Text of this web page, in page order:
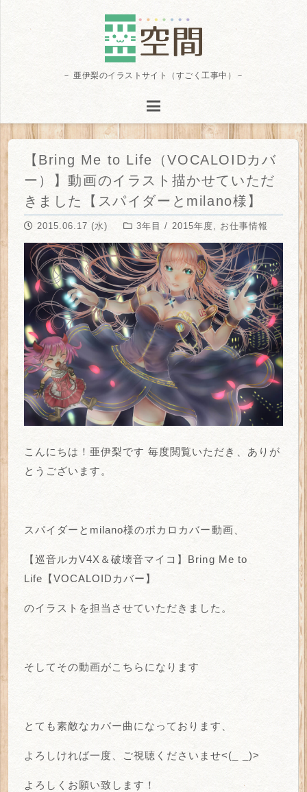
－ 亜伊梨のイラストサイト（すごく工事中）－
【Bring Me to Life（VOCALOIDカバ
ー）】動画のイラスト描かせていただ
きました【スパイダーとmilano様】
2015.06.17 (水) 3年目 / 2015年度 お仕事情報
こんにちは！亜伊梨です 毎度閲覧いただき、ありが
とうございます。
スパイダーとmilano様のボカロカバー動画、
【巡音ルカV4X＆破壊音マイコ】Bring Me to
Life【VOCALOIDカバー】
のイラストを担当させていただきました。
そしてその動画がこちらになります
とても素敵なカバー曲になっております、
よろしければ一度、ご視聴くださいませ<(_ _)>
よろしくお願い致します！